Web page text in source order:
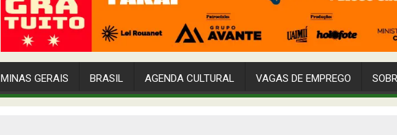
MINAS GERAIS BRASIL AGENDA CULTURAL VAGAS DE EMPREGO